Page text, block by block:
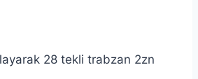
28 tekli trabzan 2zn